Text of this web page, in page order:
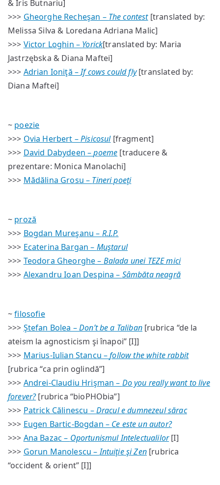
& Iris Butnariu]
>>> Gheorghe Recheşan – The contest[translated by:
Melissa Silva & Loredana Adriana Malic]
>>> Victor Loghin – Yorick[translated by: Maria
Jastrzębska & Diana Maftei]
>>> Adrian Ioniţă –If cows could fly[translated by:
Diana Maftei]
~ poezie
>>> Ovia Herbert –Pisicosul[fragment]
>>> David Dabydeen –poeme [traducere &
prezentare: Monica Manolachi]
>>> Mădălina Grosu – Tineri poeţi
~ proză
>>> Bogdan Mureşanu – R.I.P.
>>> Ecaterina Bargan – Muştarul
>>> Teodora Gheorghe – Balada unei TEZE mici
>>> Alexandru Ioan Despina – Sâmbăta neagră
~filosofie
>>> Ştefan Bolea –Don’t be a Taliban[rubrica “de la
ateism la agnosticism şi înapoi” [I]]
>>> Marius-Iulian Stancu –follow the white rabbit
[rubrica “ca prin oglindă”]
>>> Andrei-Claudiu Hrişman – Do you really want to live
forever?[rubrica “bioPHObia”]
>>> Patrick Călinescu –Dracul e dumnezeul sărac
>>> Eugen Bartic-Bogdan – Ce este un autor?
>>> Ana Bazac – Oportunismul Intelectualilor[I]
>>> Gorun Manolescu –Intuiţie şi Zen[rubrica
“occident & orient” [I]]